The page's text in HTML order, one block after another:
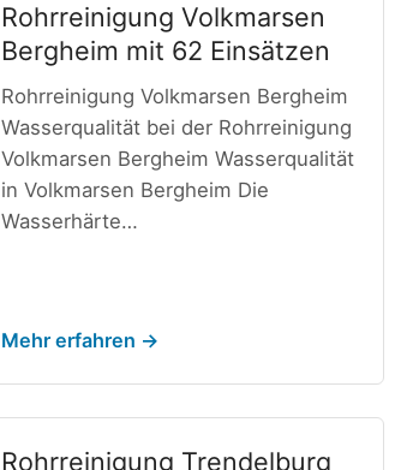
Rohrreinigung Volkmarsen
Bergheim mit 62 Einsätzen
Rohrreinigung Volkmarsen Bergheim
Wasserqualität bei der Rohrreinigung
Volkmarsen Bergheim Wasserqualität
in Volkmarsen Bergheim Die
Wasserhärte…
Mehr erfahren →
Rohrreinigung Trendelburg